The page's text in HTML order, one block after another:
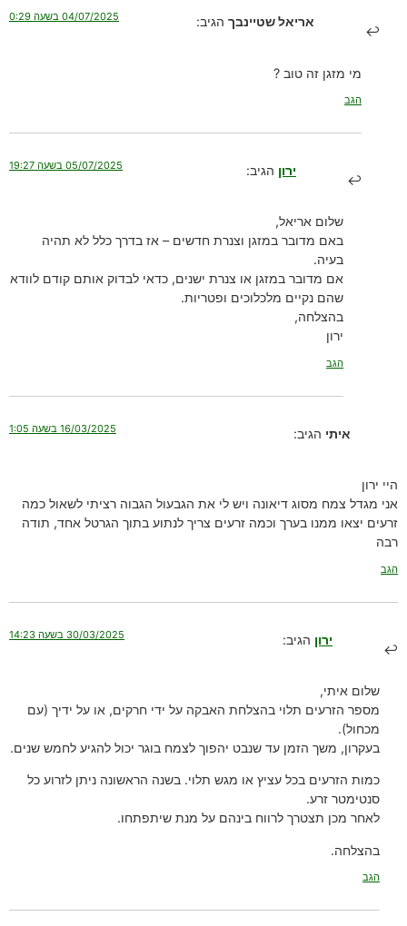
אריאל שטיינבך הגיב: 04/07/2025 בשעה 0:29
מי מזגן זה טוב ?
הגב
ירון הגיב: 05/07/2025 בשעה 19:27
שלום אריאל,
באם מדובר במזגן וצנרת חדשים – אז בדרך כלל לא תהיה
בעיה.
אם מדובר במזגן או צנרת ישנים, כדאי לבדוק אותם קודם לוודא
שהם נקיים מלכלוכים ופטריות.
בהצלחה,
ירון
הגב
איתי הגיב: 16/03/2025 בשעה 1:05
היי ירון
אני מגדל צמח מסוג דיאונה ויש לי את הגבעול הגבוה רציתי לשאול כמה
זרעים יצאו ממנו בערך וכמה זרעים צריך לנתוע בתוך הגרטל אחד, תודה
רבה
הגב
ירון הגיב: 30/03/2025 בשעה 14:23
שלום איתי,
מספר הזרעים תלוי בהצלחת האבקה על ידי חרקים, או על ידיך (עם
מכחול).
בעקרון, משך הזמן עד שנבט יהפוך לצמח בוגר יכול להגיע לחמש שנים.
כמות הזרעים בכל עציץ או מגש תלוי. בשנה הראשונה ניתן לזרוע כל
סנטימטר זרע.
לאחר מכן תצטרך לרווח בינהם על מנת שיתפתחו.
בהצלחה.
הגב